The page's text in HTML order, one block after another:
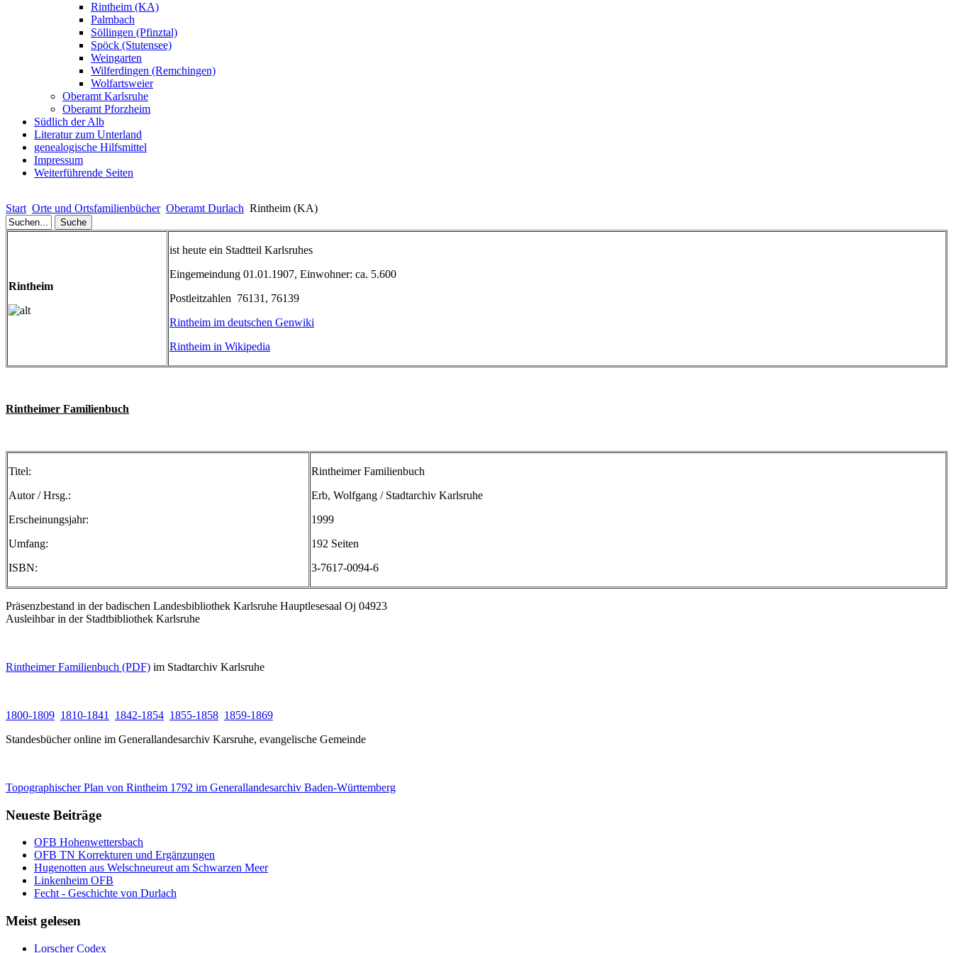
Rintheim (KA)
Palmbach
Söllingen (Pfinztal)
Spöck (Stutensee)
Weingarten
Wilferdingen (Remchingen)
Wolfartsweier
Oberamt Karlsruhe
Oberamt Pforzheim
Südlich der Alb
Literatur zum Unterland
genealogische Hilfsmittel
Impressum
Weiterführende Seiten
Start Orte und Ortsfamilienbücher Oberamt Durlach Rintheim (KA)
Rintheim
ist heute ein Stadtteil Karlsruhes
Eingemeindung 01.01.1907, Einwohner: ca. 5.600
Postleitzahlen 76131, 76139
Rintheim im deutschen Genwiki
Rintheim in Wikipedia
Rintheimer Familienbuch
Titel:
Autor/ Hrsg.:
Erscheinungsjahr:
Umfang:
ISBN:
Rintheimer Familienbuch
Erb, Wolfgang / Stadtarchiv Karlsruhe
1999
192 Seiten
3-7617-0094-6
Präsenzbestand in der badischen Landesbibliothek Karlsruhe Hauptlesesaal Oj 04923
Ausleihbarin der Stadtbibliothek Karlsruhe
Rintheimer Familienbuch (PDF) im Stadtarchiv Karlsruhe
1800-1809 1810-1841 1842-1854 1855-1858 1859-1869
Standesbücheronline im Generallandesarchiv Karsruhe, evangelische Gemeinde
TopographischerPlan von Rintheim 1792 im Generallandesarchiv Baden-Württemberg
Neueste Beiträge
OFB Hohenwettersbach
OFB TN Korrekturen und Ergänzungen
Hugenotten aus Welschneureut am Schwarzen Meer
Linkenheim OFB
Fecht - Geschichte von Durlach
Meist gelesen
Lorscher Codex